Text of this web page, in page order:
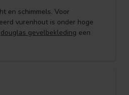
en schimmels. Voor
vurenhout is onder hoge
douglas gevelbekleding een